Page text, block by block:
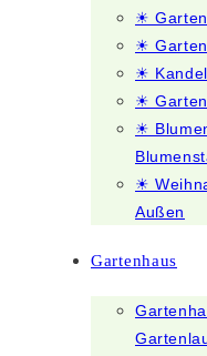
☀
☀
☀
☀
☀
☀
Außen
Gartenhaus